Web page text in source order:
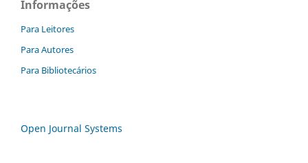
Informações
Para Leitores
Para Autores
Para Bibliotecários
Open Journal Systems